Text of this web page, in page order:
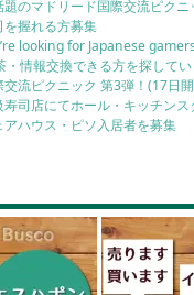
題のマドリード国際交流ピク
を握れる方募集
looking for Japanese
・情報交換できる方を探して
交流ピクニック 第3弾！(17日
寿司店にてホール・キッチン
アハウス・ピソ入居者を募集